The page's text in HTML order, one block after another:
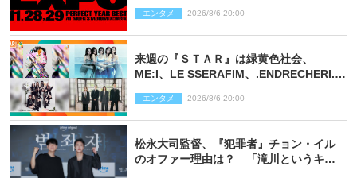
エンタメ 2026/8/6 20:00
来週の『ＳＴＡＲ』は緑黄色社会、
ME:I、LE SSERAFIM、.ENDRECHERI.が
エンタメ 2026/8/6 20:00
松永大司監督、『犯罪者』チョン・イル
のオファー理由は？ 「滝川というキャ